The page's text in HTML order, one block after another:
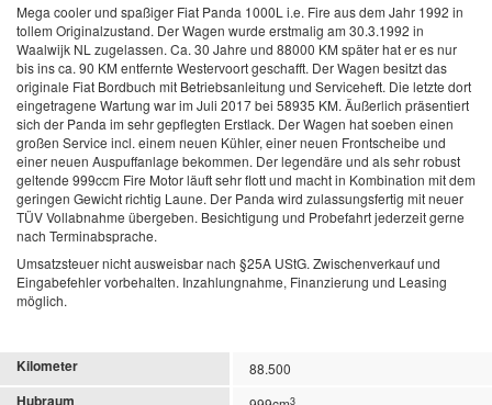
Mega cooler und spaßiger Fiat Panda 1000L i.e. Fire aus dem Jahr 1992 in
tollem Originalzustand. Der Wagen wurde erstmalig am 30.3.1992 in
Waalwijk NL zugelassen. Ca. 30 Jahre und 88000 KM später hat er es nur
bis ins ca. 90 KM entfernte Westervoort geschafft. Der Wagen besitzt das
originale Fiat Bordbuch mit Betriebsanleitung und Serviceheft. Die letzte dort
eingetragene Wartung war im Juli 2017 bei 58935 KM. Äußerlich präsentiert
sich der Panda im sehr gepflegten Erstlack. Der Wagen hat soeben einen
großen Service incl. einem neuen Kühler, einer neuen Frontscheibe und
einer neuen Auspuffanlage bekommen. Der legendäre und als sehr robust
geltende 999ccm Fire Motor läuft sehr flott und macht in Kombination mit dem
geringen Gewicht richtig Laune. Der Panda wird zulassungsfertig mit neuer
TÜV Vollabnahme übergeben. Besichtigung und Probefahrt jederzeit gerne
nach Terminabsprache.
Umsatzsteuer nicht ausweisbar nach §25A UStG. Zwischenverkauf und
Eingabefehler vorbehalten. Inzahlungnahme, Finanzierung und Leasing
möglich.
Kilometer 88.500
Hubraum 3